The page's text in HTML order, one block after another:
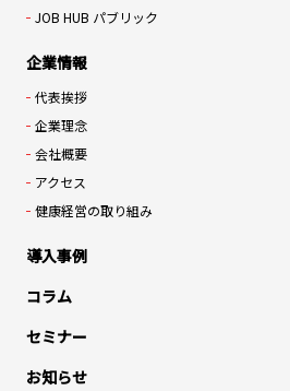
JOB HUB パブリック
企業情報
代表挨拶
企業理念
会社概要
アクセス
健康経営の取り組み
導入事例
コラム
セミナー
お知らせ